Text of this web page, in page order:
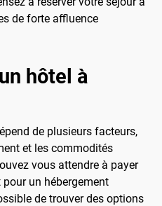
de forte affluence
hôtel à
de plusieurs facteurs,
et les commodités
vous attendre à payer
un hébergement
de trouver des options